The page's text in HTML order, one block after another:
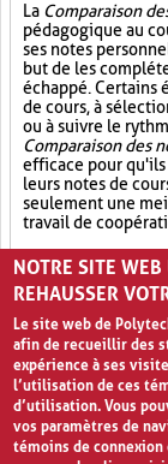
La Comparaison
pédagogique au
ses notes
but de les
échappé. Certains
de cours, à
ou à suivre le
Comparaison des
efficace pour qu'ils
leurs notes de
seulement une
travail de
Partage (13)
NOTRE SITE
REHAUSSER
Le site web de
afin de recueillir des
expérience à ses
l’utilisation de ces
d’utilisation. Vous
vos paramètres de
témoins de